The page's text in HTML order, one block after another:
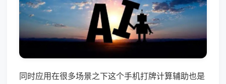
同时应用在很多场景之下这个手机打牌计算辅助也是